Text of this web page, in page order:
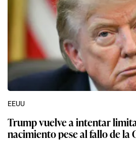
EEUU
Trump vuelve a intentar
nacimiento pese al fallo de la